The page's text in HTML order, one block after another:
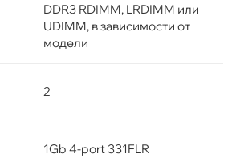
DDR3 RDIMM, LRDIMM или
UDIMM, в зависимости от
модели
2
1Gb 4-port 331FLR